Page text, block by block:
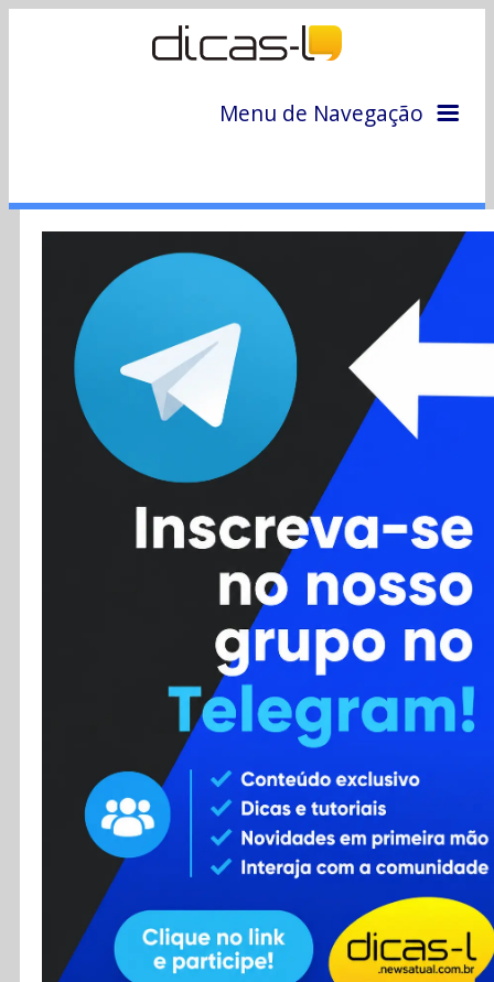
Menu de Navegação
Colunas
Colaboradores
Cursos
Enviar Dica
Contato
RSS